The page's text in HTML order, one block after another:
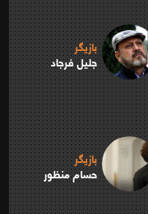
بازیگر
جلیل فرجاد
بازیگر
حسام منظور